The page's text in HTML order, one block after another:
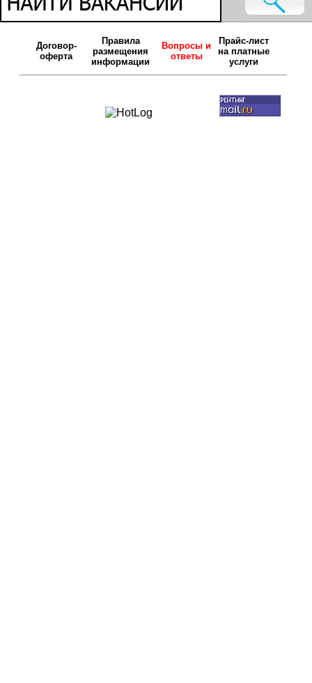
Договор-
оферта
Правила
размещения
информации
Вопросы и
ответы
Прайс-лист
на платные
услуги